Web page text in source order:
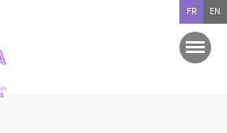
FR EN